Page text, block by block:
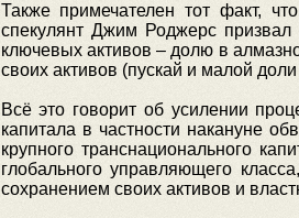
Также примечателен тот факт,
спекулянт Джим Роджерс
ключевых активов – долю в
своих активов (пускай и малой
Всё это говорит об усилении
капитала в частности накануне
крупного транснационального
глобального управляющего
сохранением своих активов и